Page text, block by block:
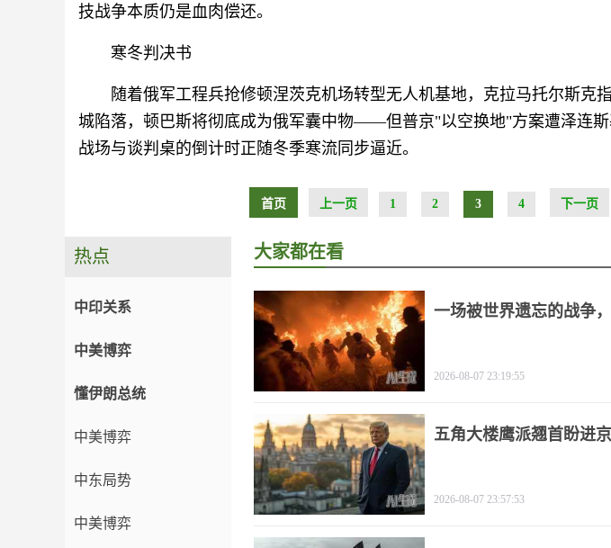
技战争本质仍是血肉偿还。
寒冬判决书
随着俄军工程兵抢修顿涅茨克机场转型无人机基地，克拉马托尔斯克
城陷落，顿巴斯将彻底成为俄军囊中物——但普京"以空换地"方案遭泽连斯
战场与谈判桌的倒计时正随冬季寒流同步逼近。
首页 上一页 1 2 3 4 下一页
热点
中印关系
中美博弈
懂伊朗总统
中美博弈
中东局势
中美博弈
大家都在看
一场被世界遗忘的战争
2026-08-07 23:19:55
五角大楼鹰派翘首盼进
2026-08-07 23:57:53